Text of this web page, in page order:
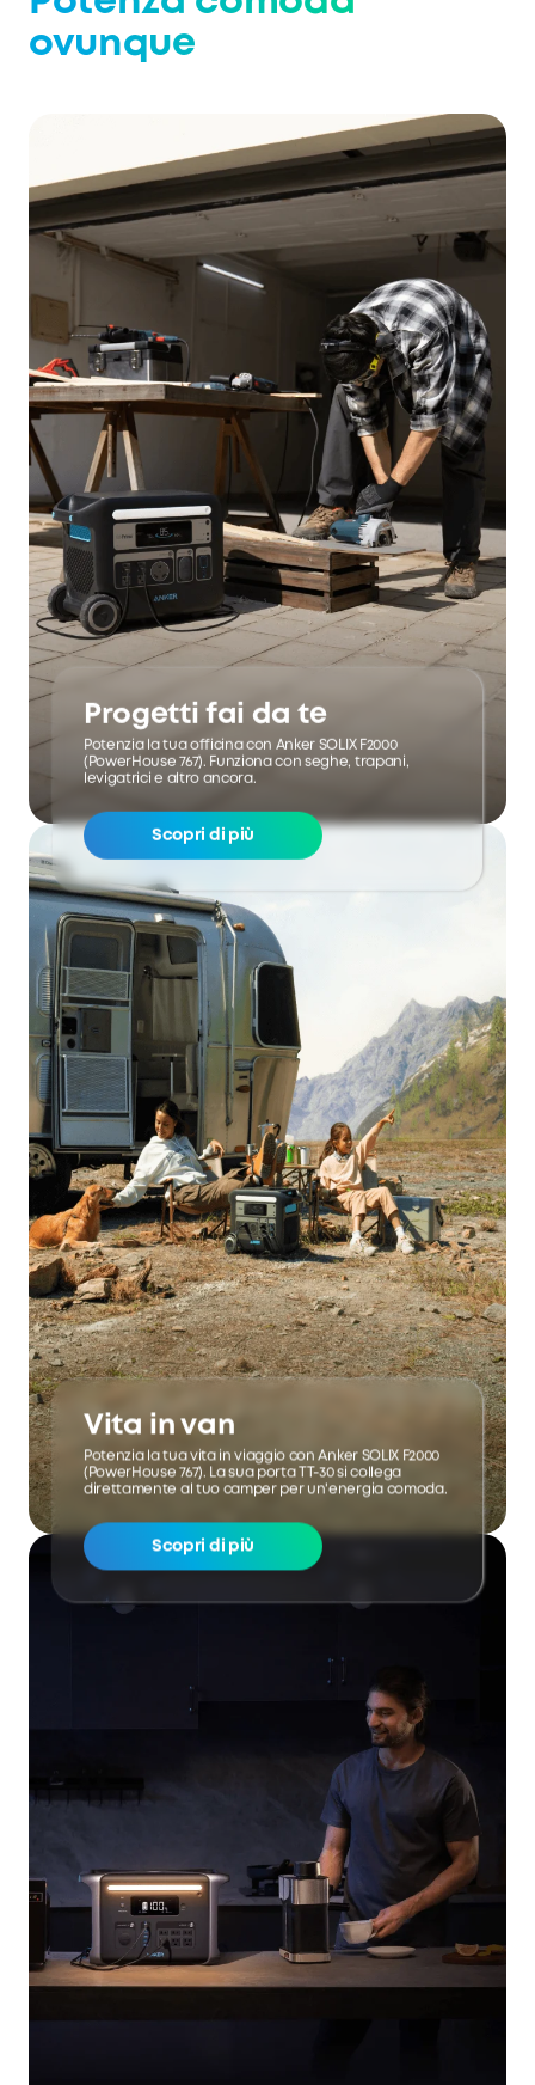
ovunque
Progetti fai da te
Potenzia la tua officina con Anker SOLIX F2000
(PowerHouse 767). Funziona con seghe, trapani,
levigatrici e altro ancora.
Scopri di più
Vita in van
Potenzia la tua vita in viaggio con Anker SOLIX F2000
(PowerHouse 767). La sua porta TT-30 si collega
direttamente al tuo camper per un'energia comoda.
Scopri di più